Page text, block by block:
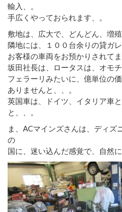
輸入、。
手広くやっておられます、。
敷地は、広大で、どんどん、増殖
隣地には、１００台余りの貸ガ
お客様の車両をお預かりされてま
坂田社長は、ロータスは、オモ
フェラーリみたいに、億単位の
ありませんと、、。
英国車は、ドイツ、イタリア車
と、、。
ま、ACマインズさんは、ディズ
の
国に、迷い込んだ感覚で、自然